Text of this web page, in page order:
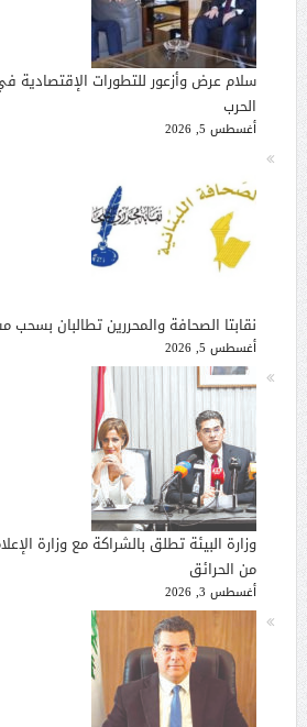
سلام عرض وأزعور للتطورات الإقتصادية
الحرب
أغسطس 5, 2026
نقابتا الصحافة والمحررين تطالبان بسحب
أغسطس 5, 2026
وزارة البيئة تطلق بالشراكة مع وزارة
من الحرائق
أغسطس 3, 2026